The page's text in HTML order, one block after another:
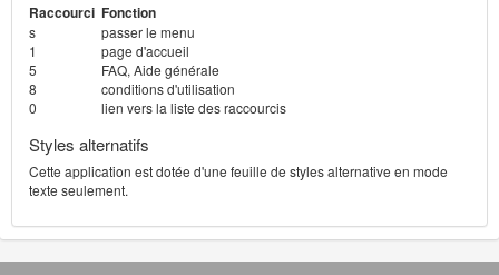
Raccourci Fonction
s
passer le menu
1
page d'accueil
5
FAQ, Aide générale
8
conditions d'utilisation
0
lien vers la liste des raccourcis
Styles alternatifs
Cette application est dotée d'une feuille de styles alternative en mode
texte seulement.